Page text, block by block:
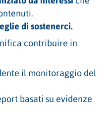
di sostenerci.
contribuire in
il monitoraggio del
basati su evidenze